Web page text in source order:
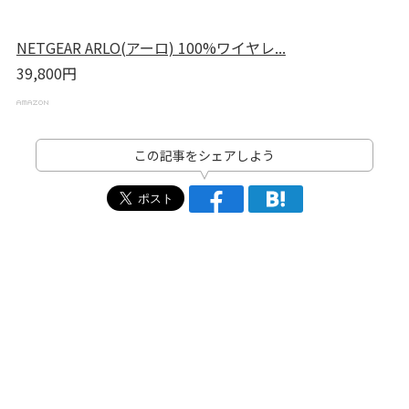
NETGEAR ARLO(アーロ) 100%ワイヤレ...
39,800円
この記事をシェアしよう